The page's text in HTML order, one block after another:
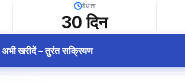
वैधता
30 दिन
अभी खरीदें – तुरंत सक्रियण